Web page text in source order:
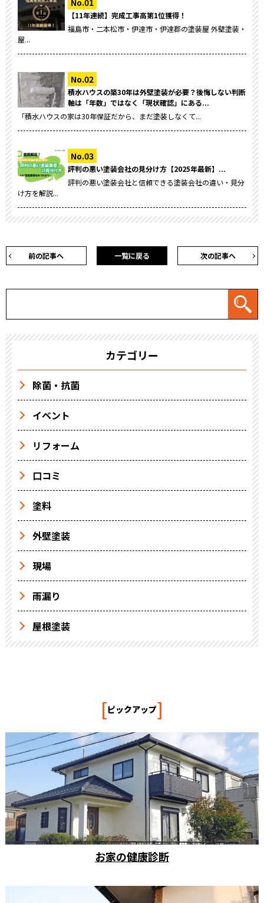
【11年連続】完成工事高第1位獲得！
福島市・二本松市・伊達市・伊達郡の塗装屋 外壁塗装・
屋...
積水ハウスの築30年は外壁塗装が必要？後悔しない判断
軸は「年数」ではなく「現状確認」にある...
「積水ハウスの家は30年保証だから、まだ塗装しなくて...
評判の悪い塗装会社の見分け方【2025年最新】...
評判の悪い塗装会社と信頼できる塗装会社の違い・見分
け方を解説...
前の記事へ 次の記事へ
一覧に戻る
カテゴリー
除菌・抗菌
イベント
リフォーム
口コミ
塗料
外壁塗装
現場
雨漏り
屋根塗装
[ピックアップ]
お家の健康診断